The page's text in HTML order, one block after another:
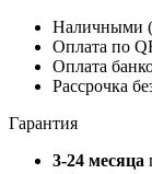
Наличными
Оплата по
Оплата
Рассрочка
Гарантия
3-24 месяца